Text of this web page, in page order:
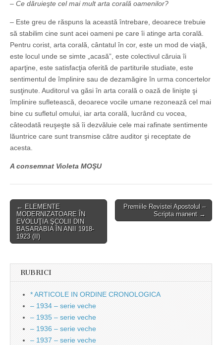
– Ce dăruieşte cel mai mult arta corală oamenilor?
– Este greu de răspuns la această întrebare, deoarece trebuie
să stabilim cine sunt acei oameni pe care îi atinge arta corală.
Pentru corist, arta corală, cântatul în cor, este un mod de viaţă,
este locul unde se simte „acasă”, este colectivul căruia îi
aparţine, este satisfacţia oferită de partiturile studiate, este
sentimentul de împlinire sau de dezamăgire în urma concertelor
susţinute. Auditorul va găsi în arta corală o oază de linişte şi
împlinire sufletească, deoarece vocile umane rezonează cel mai
bine cu sufletul omului, iar arta corală, lucrând cu vocea,
câteodată reuşeşte să îi dezvăluie cele mai rafinate sentimente
lăuntrice care sunt transmise către auditor şi receptate de
acesta.
A consemnat Violeta MOŞU
Post
navigation
← ELEMENTE
MODERNIZATOARE ÎN
EVOLUŢIA ŞCOLII DIN
BASARABIA ÎN ANII 1918-
1923 (II)
Premiile Revistei Apostolul –
Scripta manent →
RUBRICI
* ARTICOLE IN ORDINE CRONOLOGICA
– 1934 – serie veche
– 1935 – serie veche
– 1936 – serie veche
– 1937 – serie veche